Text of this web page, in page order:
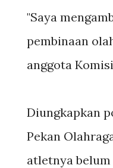
"Saya
pembinaan
anggota
Diungkapkan
Pekan
atletnya